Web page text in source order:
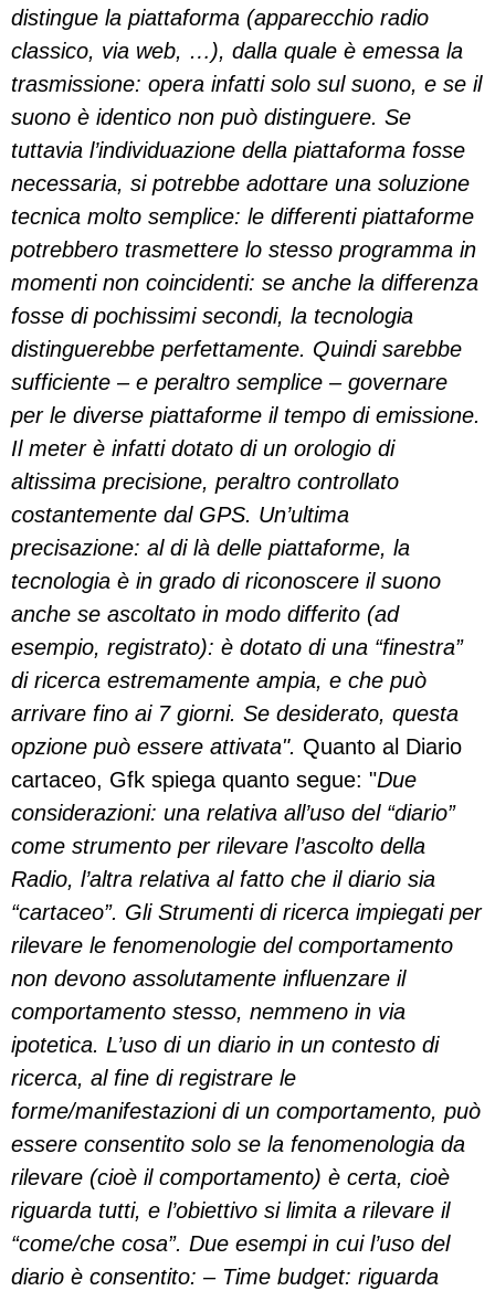
distingue la piattaforma (apparecchio radio
classico, via web, …), dalla quale è emessa la
trasmissione: opera infatti solo sul suono, e se il
suono è identico non può distinguere. Se
tuttavia l’individuazione della piattaforma fosse
necessaria, si potrebbe adottare una soluzione
tecnica molto semplice: le differenti piattaforme
potrebbero trasmettere lo stesso programma in
momenti non coincidenti: se anche la differenza
fosse di pochissimi secondi, la tecnologia
distinguerebbe perfettamente. Quindi sarebbe
sufficiente – e peraltro semplice – governare
per le diverse piattaforme il tempo di emissione.
Il meter è infatti dotato di un orologio di
altissima precisione, peraltro controllato
costantemente dal GPS. Un’ultima
precisazione: al di là delle piattaforme, la
tecnologia è in grado di riconoscere il suono
anche se ascoltato in modo differito (ad
esempio, registrato): è dotato di una “finestra”
di ricerca estremamente ampia, e che può
arrivare fino ai 7 giorni. Se desiderato, questa
opzione può essere attivata". Quanto al Diario
cartaceo, Gfk spiega quanto segue: "Due
considerazioni: una relativa all’uso del “diario”
come strumento per rilevare l’ascolto della
Radio, l’altra relativa al fatto che il diario sia
“cartaceo”. Gli Strumenti di ricerca impiegati per
rilevare le fenomenologie del comportamento
non devono assolutamente influenzare il
comportamento stesso, nemmeno in via
ipotetica. L’uso di un diario in un contesto di
ricerca, al fine di registrare le
forme/manifestazioni di un comportamento, può
essere consentito solo se la fenomenologia da
rilevare (cioè il comportamento) è certa, cioè
riguarda tutti, e l’obiettivo si limita a rilevare il
“come/che cosa”. Due esempi in cui l’uso del
diario è consentito: – Time budget: riguarda